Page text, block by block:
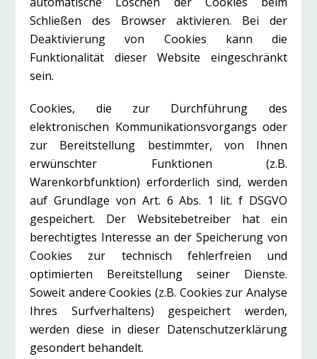
Schließen des Browser aktivieren. Bei der
Deaktivierung von Cookies kann die
Funktionalität dieser Website eingeschränkt
sein.
Cookies, die zur Durchführung des
elektronischen Kommunikationsvorgangs oder
zur Bereitstellung bestimmter, von Ihnen
erwünschter Funktionen (z.B.
Warenkorbfunktion) erforderlich sind, werden
auf Grundlage von Art. 6 Abs. 1 lit. f DSGVO
gespeichert. Der Websitebetreiber hat ein
berechtigtes Interesse an der Speicherung von
Cookies zur technisch fehlerfreien und
optimierten Bereitstellung seiner Dienste.
Soweit andere Cookies (z.B. Cookies zur Analyse
Ihres Surfverhaltens) gespeichert werden,
werden diese in dieser Datenschutzerklärung
gesondert behandelt.